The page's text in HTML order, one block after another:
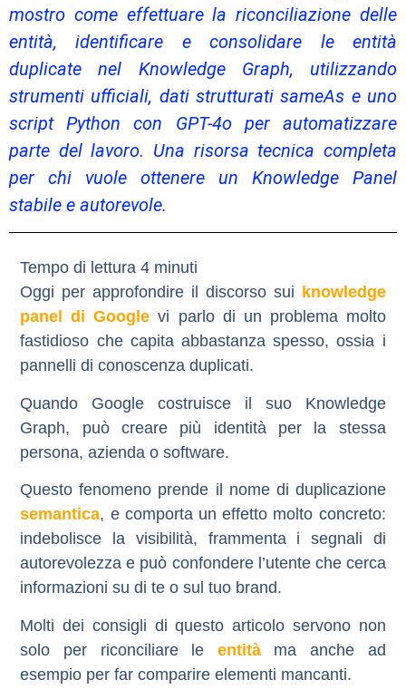
mostro come effettuare la riconciliazione delle
entità, identificare e consolidare le entità
duplicate nel Knowledge Graph, utilizzando
strumenti ufficiali, dati strutturati sameAs e uno
script Python con GPT-4o per automatizzare
parte del lavoro. Una risorsa tecnica completa
per chi vuole ottenere un Knowledge Panel
stabile e autorevole.
Oggi per approfondire il discorso sui knowledge
panel di Google vi parlo di un problema molto
fastidioso che capita abbastanza spesso, ossia i
pannelli di conoscenza duplicati.
Quando Google costruisce il suo Knowledge
Graph, può creare più identità per la stessa
persona, azienda o software.
Questo fenomeno prende il nome di duplicazione
semantica, e comporta un effetto molto concreto:
indebolisce la visibilità, frammenta i segnali di
autorevolezza e può confondere l’utente che cerca
informazioni su di te o sul tuo brand.
Molti dei consigli di questo articolo servono non
solo per riconciliare le entitàma anche ad
esempio per far comparire elementi mancanti.